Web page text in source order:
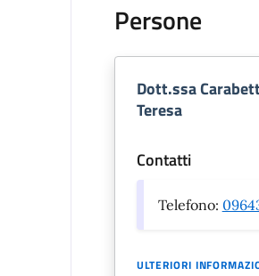
Persone
Dott.ssa
Teresa
Contatti
Telefono:
ULTERIORI